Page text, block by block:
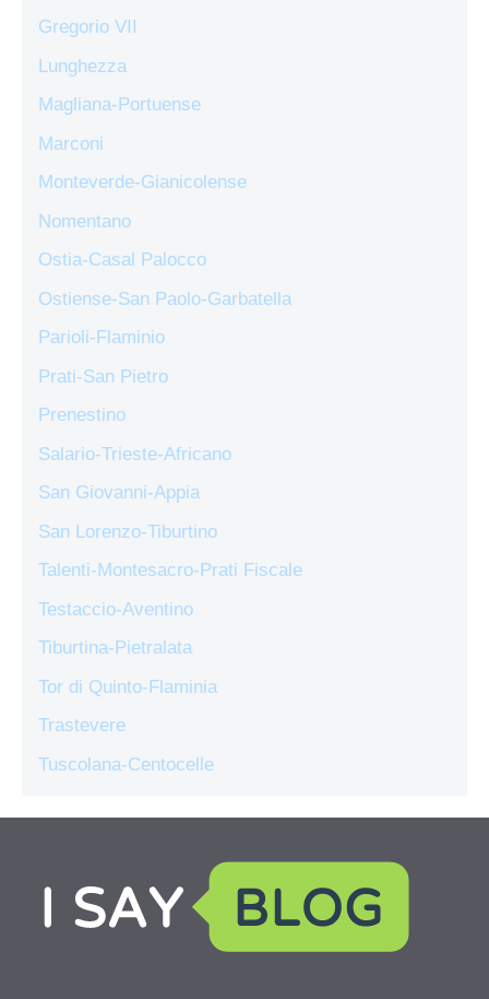
Gregorio VII
Lunghezza
Magliana-Portuense
Marconi
Monteverde-Gianicolense
Nomentano
Ostia-Casal Palocco
Ostiense-San Paolo-Garbatella
Parioli-Flaminio
Prati-San Pietro
Prenestino
Salario-Trieste-Africano
San Giovanni-Appia
San Lorenzo-Tiburtino
Talenti-Montesacro-Prati Fiscale
Testaccio-Aventino
Tiburtina-Pietralata
Tor di Quinto-Flaminia
Trastevere
Tuscolana-Centocelle